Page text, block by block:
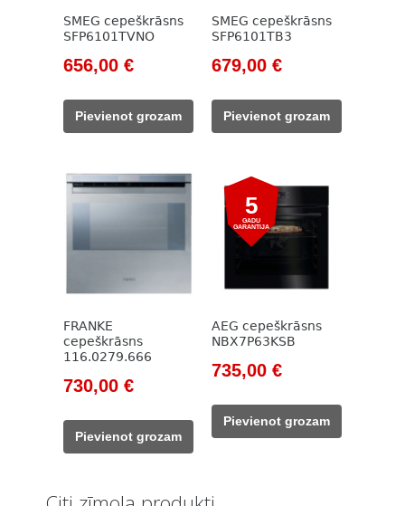
SMEG cepeškrāsns
SFP6101TVNO
Original
was:
1
656,00 €Current
656,00 €.
Pievienot grozam
SMEG cepeškrāsns
SFP6101TB3
Original
was:
1
679,00 €Current
679,00 €.
Pievienot grozam
FRANKE
cepeškrāsns
116.0279.666
Original
was:
1
730,00 €Current
730,00 €.
Pievienot grozam
5
GADU
GARANTIJA
AEG cepeškrāsns
NBX7P63KSB
Original
was:
773,00 €.
735,00 €Current
735,00 €.
Pievienot grozam